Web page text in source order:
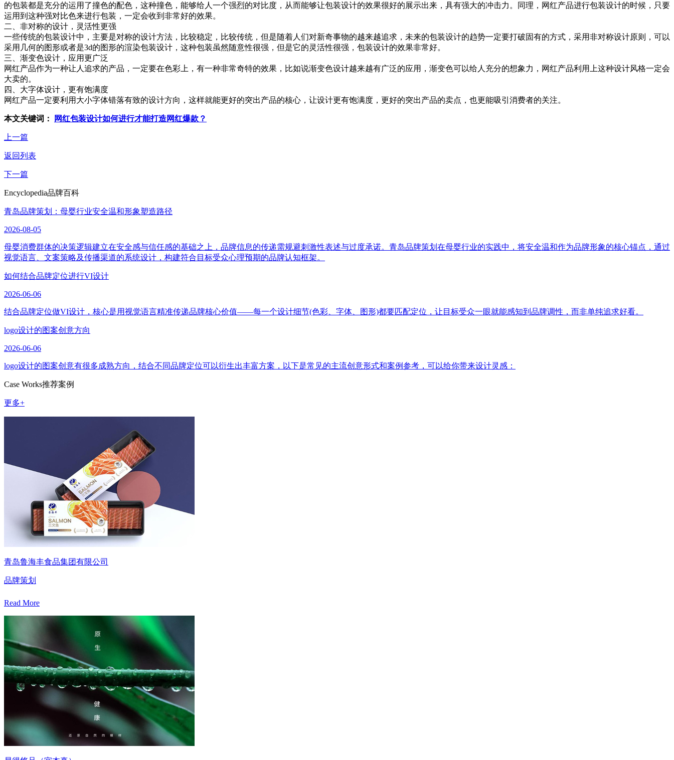
的包装都是充分的运用了撞色的配色，这种撞色，能够给人一个强烈的对比度，从而能够让包装设计的效果很好的展示出来，具有强大的冲击力。同理，网红产品进行包装设计的时候，只要
运用到这种强对比色来进行包装，一定会收到非常好的效果。
二、非对称的设计，灵活性更强
一些传统的包装设计中，主要是对称的设计方法，比较稳定，比较传统，但是随着人们对新奇事物的越来越追求，未来的包装设计的趋势一定要打破固有的方式，采用非对称设计原则，可以
采用几何的图形或者是3d的图形的渲染包装设计，这种包装虽然随意性很强，但是它的灵活性很强，包装设计的效果非常好。
三、渐变色设计，应用更广泛
网红产品作为一种让人追求的产品，一定要在色彩上，有一种非常奇特的效果，比如说渐变色设计越来越有广泛的应用，渐变色可以给人充分的想象力，网红产品利用上这种设计风格一定会
大卖的。
四、大字体设计，更有饱满度
网红产品一定要利用大小字体错落有致的设计方向，这样就能更好的突出产品的核心，让设计更有饱满度，更好的突出产品的卖点，也更能吸引消费者的关注。
本文关键词： 网红包装设计如何进行才能打造网红爆款？
上一篇
返回列表
下一篇
Encyclopedia品牌百科
青岛品牌策划：母婴行业安全温和形象塑造路径
2026-08-05
母婴消费群体的决策逻辑建立在安全感与信任感的基础之上，品牌信息的传递需规避刺激性表述与过度承诺。青岛品牌策划在母婴行业的实践中，将安全温和作为品牌形象的核心锚点，通过
视觉语言、文案策略及传播渠道的系统设计，构建符合目标受众心理预期的品牌认知框架。
如何结合品牌定位进行VI设计
2026-06-06
结合品牌定位做VI设计，核心是用视觉语言精准传递品牌核心价值——每一个设计细节(色彩、字体、图形)都要匹配定位，让目标受众一眼就能感知到品牌调性，而非单纯追求好看。
logo设计的图案创意方向
2026-06-06
logo设计的图案创意有很多成熟方向，结合不同品牌定位可以衍生出丰富方案，以下是常见的主流创意形式和案例参考，可以给你带来设计灵感：
Case Works推荐案例
更多+
青岛鲁海丰食品集团有限公司
品牌策划
Read More